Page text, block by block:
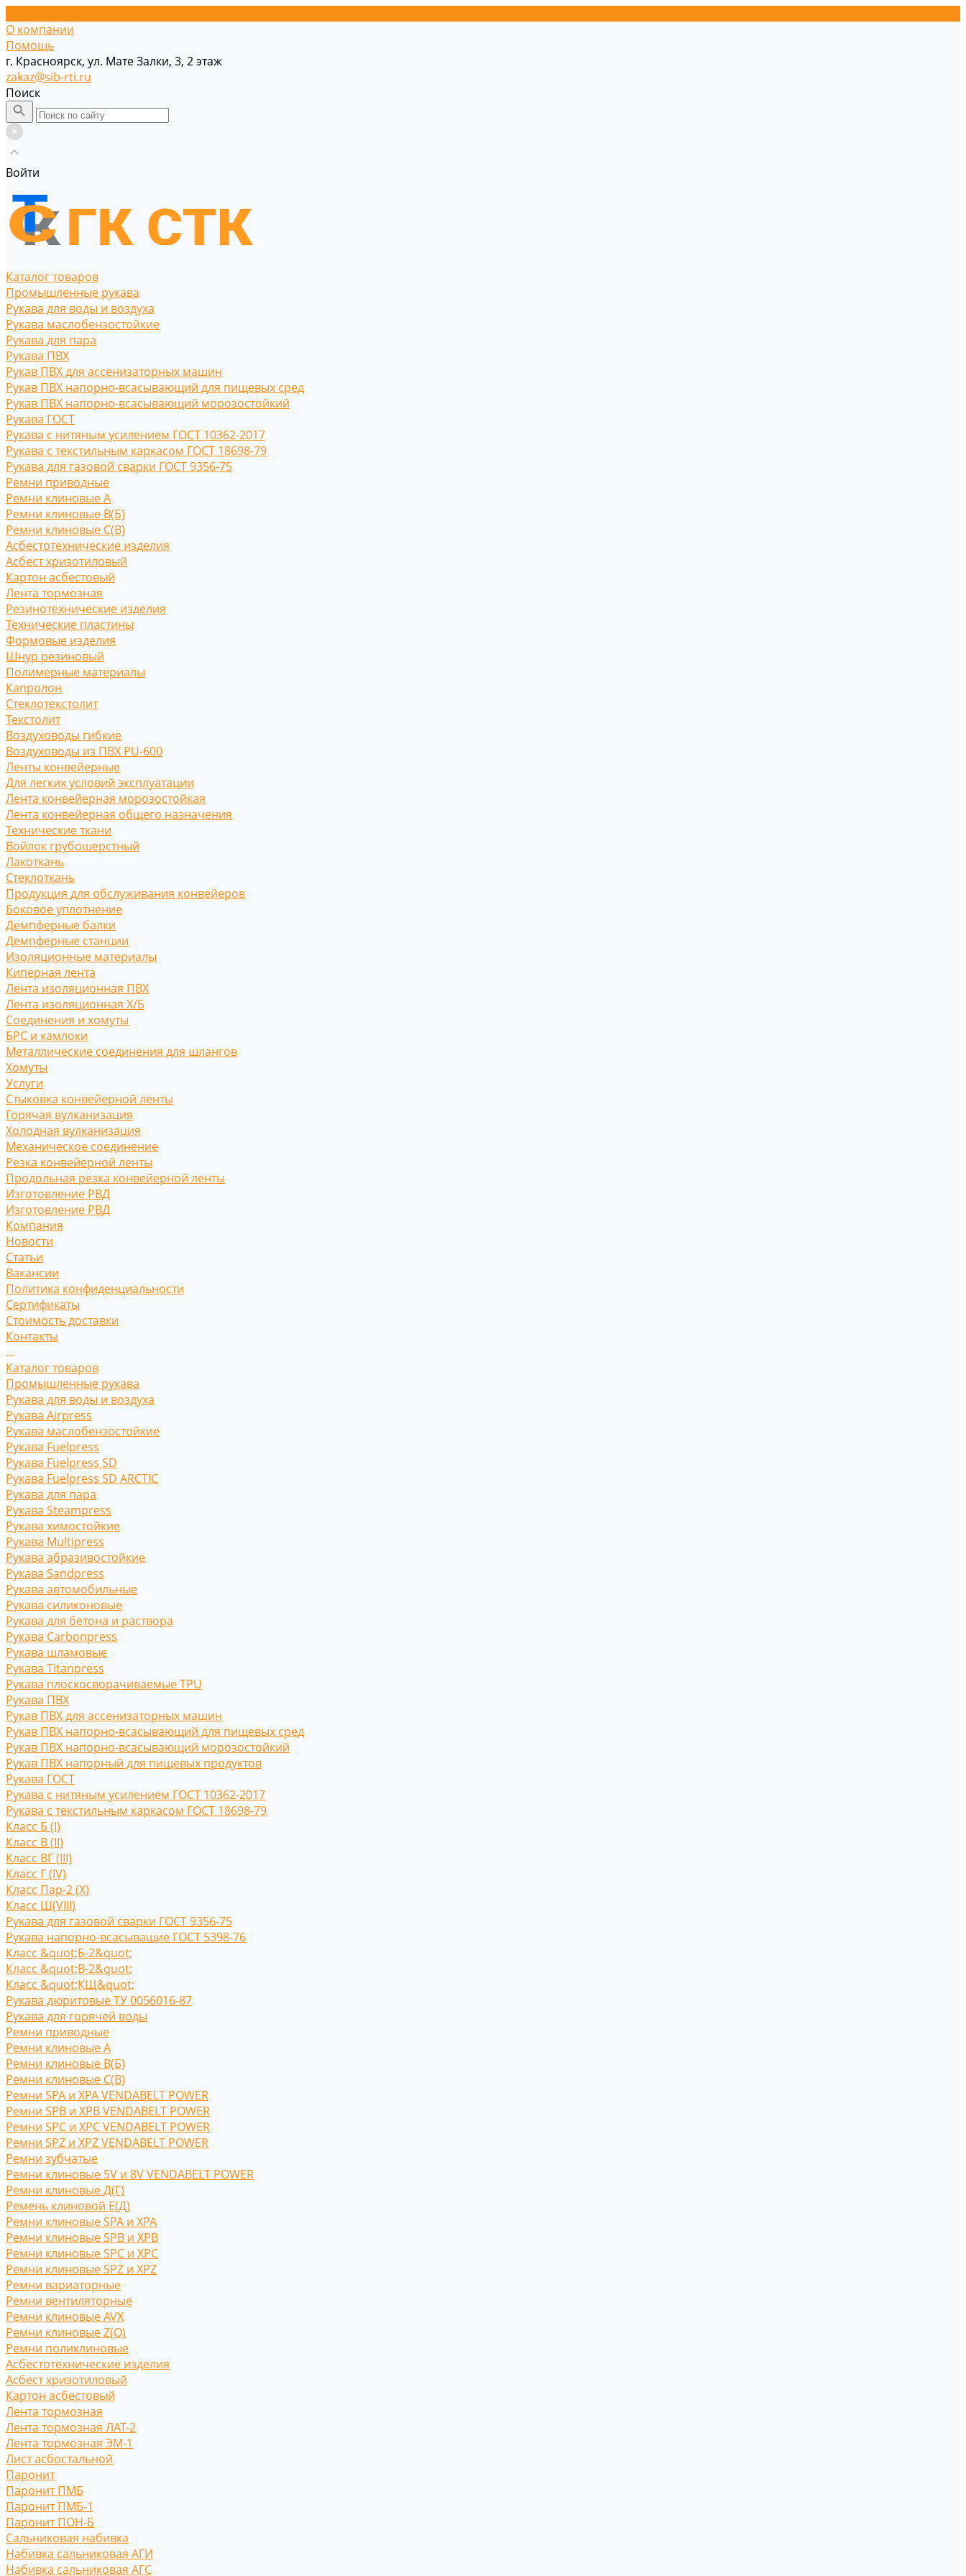
О компании
Помощь
г. Красноярск, ул. Мате Залки, 3, 2 этаж
zakaz@sib-rti.ru
Поиск
Войти
Каталог товаров
Промышленные рукава
Рукава для воды и воздуха
Рукава маслобензостойкие
Рукава для пара
Рукава ПВХ
Рукав ПВХ для ассенизаторных машин
Рукав ПВХ напорно-всасывающий для пищевых сред
Рукав ПВХ напорно-всасывающий морозостойкий
Рукава ГОСТ
Рукава с нитяным усилением ГОСТ 10362-2017
Рукава с текстильным каркасом ГОСТ 18698-79
Рукава для газовой сварки ГОСТ 9356-75
Ремни приводные
Ремни клиновые A
Ремни клиновые В(Б)
Ремни клиновые С(B)
Асбестотехнические изделия
Асбест хризотиловый
Картон асбестовый
Лента тормозная
Резинотехнические изделия
Технические пластины
Формовые изделия
Шнур резиновый
Полимерные материалы
Капролон
Стеклотекстолит
Текстолит
Воздуховоды гибкие
Воздуховоды из ПВХ PU-600
Ленты конвейерные
Для легких условий эксплуатации
Лента конвейерная морозостойкая
Лента конвейерная общего назначения
Технические ткани
Войлок грубошерстный
Лакоткань
Стеклоткань
Продукция для обслуживания конвейеров
Боковое уплотнение
Демпферные балки
Демпферные станции
Изоляционные материалы
Киперная лента
Лента изоляционная ПВХ
Лента изоляционная Х/Б
Соединения и хомуты
БРС и камлоки
Металлические соединения для шлангов
Хомуты
Услуги
Стыковка конвейерной ленты
Горячая вулканизация
Холодная вулканизация
Механическое соединение
Резка конвейерной ленты
Продольная резка конвейерной ленты
Изготовление РВД
Изготовление РВД
Компания
Новости
Статьи
Вакансии
Политика конфиденциальности
Сертификаты
Стоимость доставки
Контакты
...
Каталог товаров
Промышленные рукава
Рукава для воды и воздуха
Рукава Airpress
Рукава маслобензостойкие
Рукава Fuelpress
Рукава Fuelpress SD
Рукава Fuelpress SD ARCTIC
Рукава для пара
Рукава Steampress
Рукава химостойкие
Рукава Multipress
Рукава абразивостойкие
Рукава Sandpress
Рукава автомобильные
Рукава силиконовые
Рукава для бетона и раствора
Рукава Carbonpress
Рукава шламовые
Рукава Titanpress
Рукава плоскосворачиваемые TPU
Рукава ПВХ
Рукав ПВХ для ассенизаторных машин
Рукав ПВХ напорно-всасывающий для пищевых сред
Рукав ПВХ напорно-всасывающий морозостойкий
Рукав ПВХ напорный для пищевых продуктов
Рукава ГОСТ
Рукава с нитяным усилением ГОСТ 10362-2017
Рукава с текстильным каркасом ГОСТ 18698-79
Класс Б (I)
Класс В (II)
Класс ВГ (III)
Класс Г (IV)
Класс Пар-2 (X)
Класс Ш(VIII)
Рукава для газовой сварки ГОСТ 9356-75
Рукава напорно-всасыващие ГОСТ 5398-76
Класс &quot;Б-2&quot;
Класс &quot;В-2&quot;
Класс &quot;КЩ&quot;
Рукава дюритовые ТУ 0056016-87
Рукава для горячей воды
Ремни приводные
Ремни клиновые A
Ремни клиновые В(Б)
Ремни клиновые С(B)
Ремни SPA и XPA VENDABELT POWER
Ремни SPB и XPB VENDABELT POWER
Ремни SPC и XPC VENDABELT POWER
Ремни SPZ и XPZ VENDABELT POWER
Ремни зубчатые
Ремни клиновые 5V и 8V VENDABELT POWER
Ремни клиновые Д(Г)
Ремень клиновой Е(Д)
Ремни клиновые SPA и XPA
Ремни клиновые SPB и XPB
Ремни клиновые SPC и XPC
Ремни клиновые SPZ и XPZ
Ремни вариаторные
Ремни вентиляторные
Ремни клиновые AVX
Ремни клиновые Z(O)
Ремни поликлиновые
Асбестотехнические изделия
Асбест хризотиловый
Картон асбестовый
Лента тормозная
Лента тормозная ЛАТ-2
Лента тормозная ЭМ-1
Лист асбостальной
Паронит
Паронит ПМБ
Паронит ПМБ-1
Паронит ПОН-Б
Сальниковая набивка
Набивка сальниковая АГИ
Набивка сальниковая АГС